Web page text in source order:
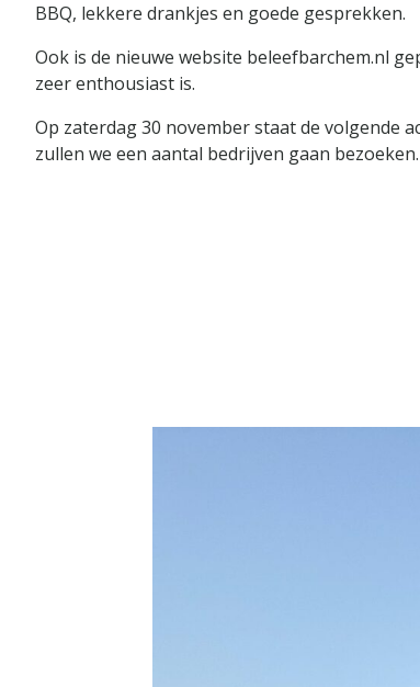
BBQ, lekkere drankjes en goede gesprekken.
Ook is de nieuwe website beleefbarchem.nl
zeer enthousiast is.
Op zaterdag 30 november staat de volgende
zullen we een aantal bedrijven gaan bezoeken.